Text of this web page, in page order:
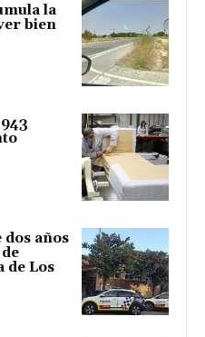
la
bien
dos años
de Los